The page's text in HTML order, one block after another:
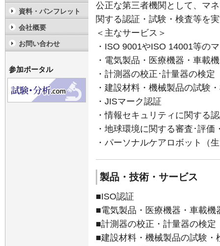
公正な第三者機関として、マ
関する認証・試験・検査等を
＜主なサービス＞
・ISO 9001やISO 14001等の
・電気製品・医療機器・車載
・計測器の校正･計量器の検定
・建設材料・機械製品の試験
・JISマーク認証
・情報セキュリティに関する
・地球環境に関する審査･評価
・パーソナルケアロボット（
製品・技術・サービス
■ISO認証
■電気製品・医療機器・車載機
■計測器の校正・計量器の検定
■建設材料・機械製品の試験・
資料・パンフレット
会社概要
お問い合わせ
参加ポータル